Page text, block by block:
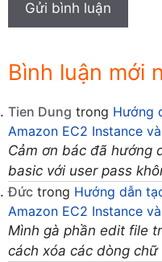
Bình luận mới
Tien Dung trong Hướng
Amazon EC2 Instance
Cảm ơn bác đã hướng
basic với user pass
Đức trong Hướng dẫn
Amazon EC2 Instance
Mình gà phần edit file
cách xóa các dòng